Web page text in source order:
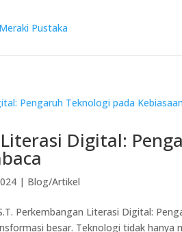
Digital:
| Blog/Artikel
Perkembangan Literasi Digital:
besar. Teknologi tidak hanya